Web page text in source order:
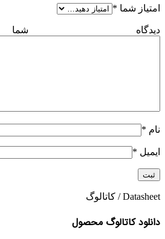
امتیاز شما *
نام *
ایمیل *
Datasheet / کاتالوگ
دانلود کاتالوگ محصول